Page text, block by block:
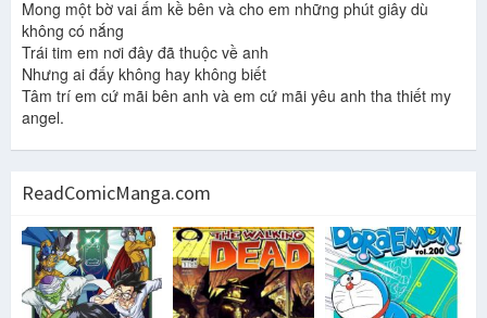
Mong một bờ vai ấm kề bên và cho em những phút giây dù
không có nắng
Trái tim em nơi đây đã thuộc về anh
Nhưng ai đấy không hay không biết
Tâm trí em cứ mãi bên anh và em cứ mãi yêu anh tha thiết my
angel.
ReadComicManga.com